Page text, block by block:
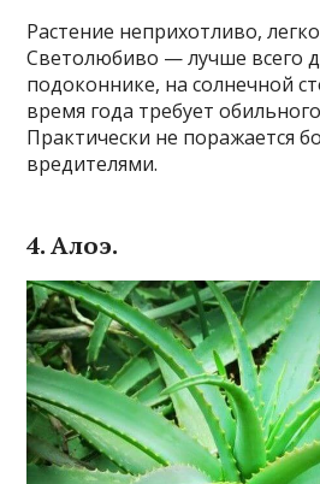
Растение неприхотливо,
Светолюбиво — лучше всего
подоконнике, на солнечной
время года требует
Практически не поражается
вредителями.
4. Алоэ.